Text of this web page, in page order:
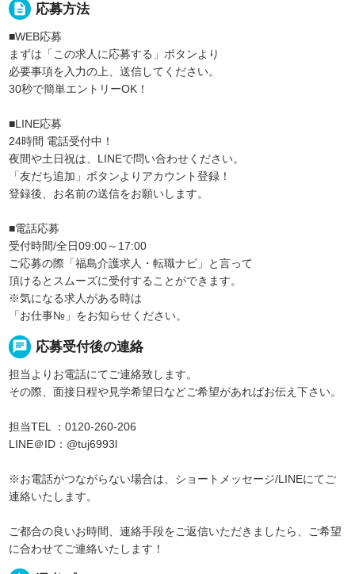
description 応募方法
■WEB応募
まずは「この求人に応募する」ボタンより
必要事項を入力の上、送信してください。
30秒で簡単エントリーOK！
■LINE応募
24時間 電話受付中！
夜間や土日祝は、LINEで問い合わせください。
「友だち追加」ボタンよりアカウント登録！
登録後、お名前の送信をお願いします。
■電話応募
受付時間/全日09:00～17:00
ご応募の際「福島介護求人・転職ナビ」と言って
頂けるとスムーズに受付することができます。
※気になる求人がある時は
「お仕事№」をお知らせください。
chat 応募受付後の連絡
担当よりお電話にてご連絡致します。
その際、面接日程や見学希望日などご希望があればお伝え下さい。
担当TEL ：0120-260-206
LINE＠ID：@tuj6993l
※お電話がつながらない場合は、ショートメッセージ/LINEにてご
連絡いたします。
ご都合の良いお時間、連絡手段をご返信いただきましたら、ご希望
に合わせてご連絡いたします！